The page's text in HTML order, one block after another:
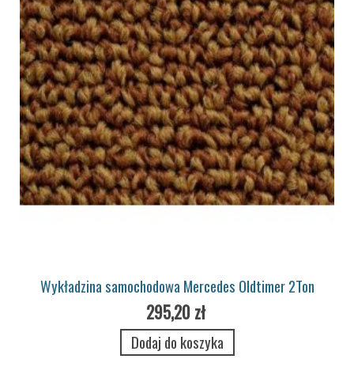
Wykładzina samochodowa Mercedes Oldtimer 2Ton
0056 Cognac Dark
295,20 zł
Dodaj do koszyka